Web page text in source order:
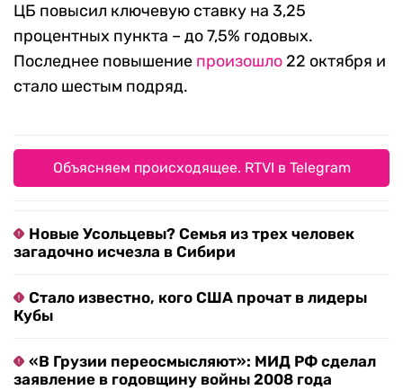
ЦБ повысил ключевую ставку на 3,25
процентных пункта – до 7,5% годовых.
Последнее повышение произошло22 октября и
стало шестым подряд.
Объясняем происходящее. RTVI в Telegram
Новые Усольцевы? Семья из трех человек
загадочно исчезла в Сибири
Стало известно, кого США прочат в лидеры
Кубы
«В Грузии переосмысляют»: МИД РФ сделал
заявление в годовщину войны 2008 года